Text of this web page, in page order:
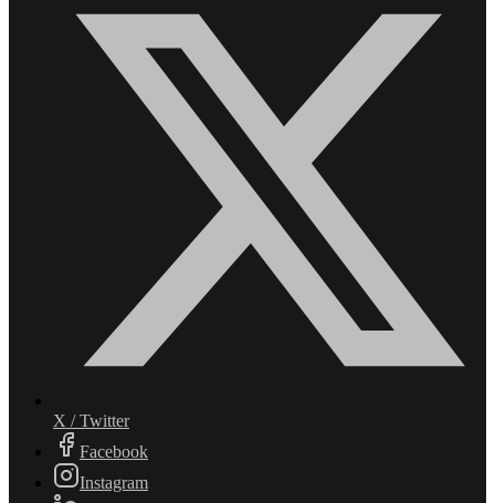
X / Twitter
Facebook
Instagram